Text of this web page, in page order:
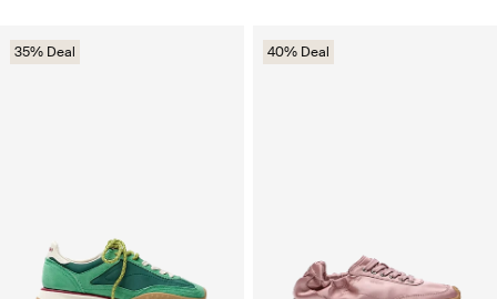
35% Deal 40% Deal